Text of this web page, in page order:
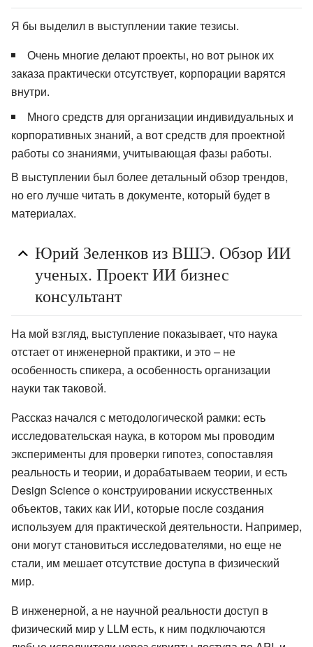
Я бы выделил в выступлении такие тезисы.
Очень многие делают проекты, но вот рынок их
заказа практически отсутствует, корпорации варятся
внутри.
Много средств для организации индивидуальных и
корпоративных знаний, а вот средств для проектной
работы со знаниями, учитывающая фазы работы.
В выступлении был более детальный обзор трендов,
но его лучше читать в документе, который будет в
материалах.
Юрий Зеленков из ВШЭ. Обзор ИИ
ученых. Проект ИИ бизнес
консультант
На мой взгляд, выступление показывает, что наука
отстает от инженерной практики, и это – не
особенность спикера, а особенность организации
науки так таковой.
Рассказ начался с методологической рамки: есть
исследовательская наука, в котором мы проводим
эксперименты для проверки гипотез, сопоставляя
реальность и теории, и дорабатываем теории, и есть
Design Science о конструировании искусственных
объектов, таких как ИИ, которые после создания
используем для практической деятельности. Например,
они могут становиться исследователями, но еще не
стали, им мешает отсутствие доступа в физический
мир.
В инженерной, а не научной реальности доступ в
физический мир у LLM есть, к ним подключаются